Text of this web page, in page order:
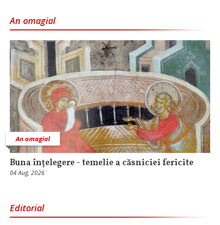
An omagial
An omagial
Buna înțelegere - temelie a căsniciei fericite
04 Aug, 2026
Editorial